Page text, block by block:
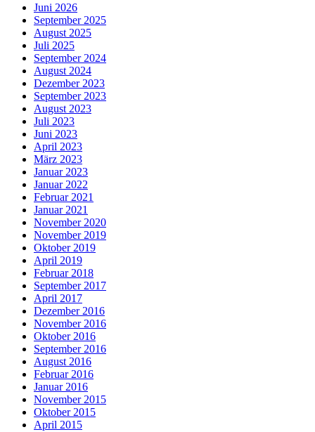
Juni 2026
September 2025
August 2025
Juli 2025
September 2024
August 2024
Dezember 2023
September 2023
August 2023
Juli 2023
Juni 2023
April 2023
März 2023
Januar 2023
Januar 2022
Februar 2021
Januar 2021
November 2020
November 2019
Oktober 2019
April 2019
Februar 2018
September 2017
April 2017
Dezember 2016
November 2016
Oktober 2016
September 2016
August 2016
Februar 2016
Januar 2016
November 2015
Oktober 2015
April 2015